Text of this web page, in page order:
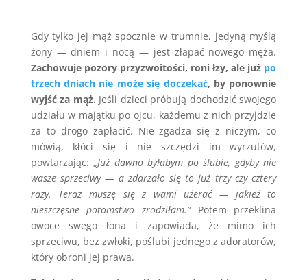
Gdy tylko jej mąż spocznie w trumnie, jedyną myślą
żony — dniem i nocą — jest złapać nowego męża.
Zachowuje pozory przyzwoitości, roni łzy, ale już po
trzech dniach nie może się doczekać, by ponownie
wyjść za mąż. Jeśli dzieci próbują dochodzić swojego
udziału w majątku po ojcu, każdemu z nich przyjdzie
za to drogo zapłacić. Nie zgadza się z niczym, co
mówią, kłóci się i nie szczędzi im wyrzutów,
powtarzając: „Już dawno byłabym po ślubie, gdyby nie
wasze sprzeciwy — a zdarzało się to już trzy czy cztery
razy. Teraz muszę się z wami użerać — jakież to
nieszczęsne potomstwo zrodziłam.”Potem przeklina
owoce swego łona i zapowiada, że mimo ich
sprzeciwu, bez zwłoki, poślubi jednego z adoratorów,
który obroni jej prawa.